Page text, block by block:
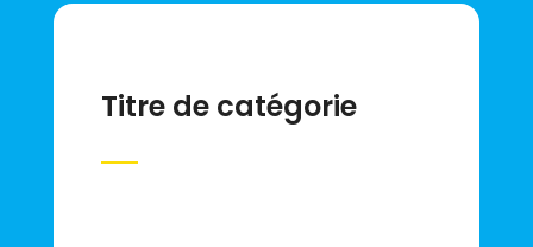
Titre de catégorie